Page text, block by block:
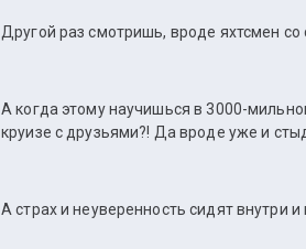
Другой раз смотришь, вроде яхтсмен
А когда этому научишься в 3000-
круизе с друзьями?! Да вроде уже и
А страх и неуверенность сидят внутри